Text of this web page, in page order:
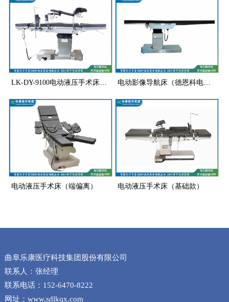
电动液压手术床（端偏离）
电动影像导航床（德恩科电机）
电动液压手术床（基础款）
曲阜乐康医疗科技集团股份有限公司
联系人：张经理
联系电话：152-6470-8222
网址：www.sdlkqx.com